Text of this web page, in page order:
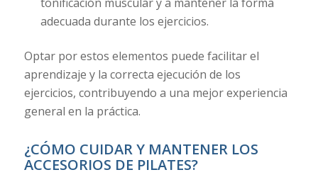
adecuada durante los ejercicios.
Optar por estos elementos puede facilitar el
aprendizaje y la correcta ejecución de los
ejercicios, contribuyendo a una mejor experiencia
general en la práctica.
¿CÓMO CUIDAR Y MANTENER LOS
ACCESORIOS DE PILATES?